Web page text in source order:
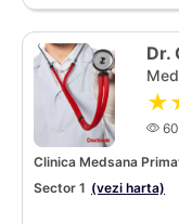
Dr.
Clinica Medsana
Sector 1 (vezi harta)